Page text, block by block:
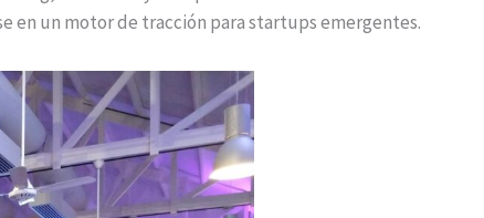
un motor de tracción para startups emergentes.